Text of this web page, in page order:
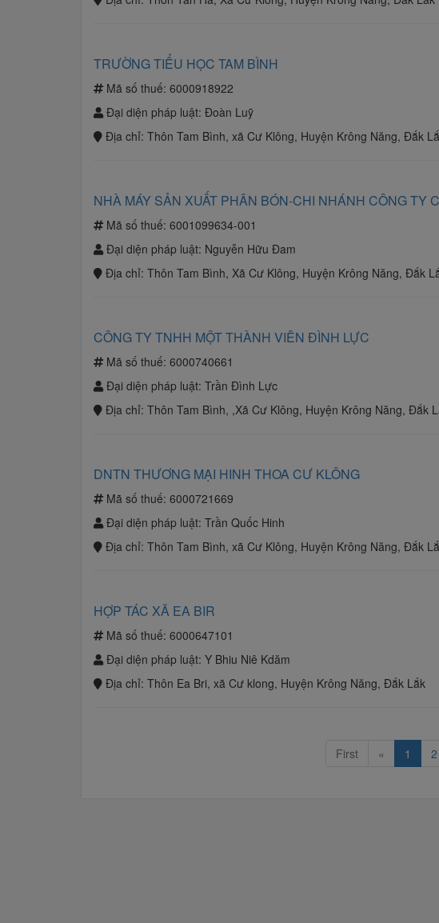
TRƯỜNG TIỂU HỌC TAM BÌNH
Mã số thuế: 6000918922
Đại diện pháp luật: Đoàn Luỹ
Địa chỉ: Thôn Tam Bình, xã Cư Klông, Huyện Krông Năng, Đắk
NHÀ MÁY SẢN XUẤT PHÂN BÓN-CHI NHÁNH CÔNG TY
Mã số thuế: 6001099634-001
Đại diện pháp luật: Nguyễn Hữu Đam
Địa chỉ: Thôn Tam Bình, Xã Cư Klông, Huyện Krông Năng, Đắk
CÔNG TY TNHH MỘT THÀNH VIÊN ĐÌNH LỰC
Mã số thuế: 6000740661
Đại diện pháp luật: Trần Đình Lực
Địa chỉ: Thôn Tam Bình, ,Xã Cư Klông, Huyện Krông Năng, Đắk
DNTN THƯƠNG MẠI HINH THOA CƯ KLÔNG
Mã số thuế: 6000721669
Đại diện pháp luật: Trần Quốc Hinh
Địa chỉ: Thôn Tam Bình, xã Cư Klông, Huyện Krông Năng, Đắk
HỢP TÁC XÃ EA BIR
Mã số thuế: 6000647101
Đại diện pháp luật: Y Bhiu Niê Kdăm
Địa chỉ: Thôn Ea Bri, xã Cư klong, Huyện Krông Năng, Đắk Lắk
First « 1 2